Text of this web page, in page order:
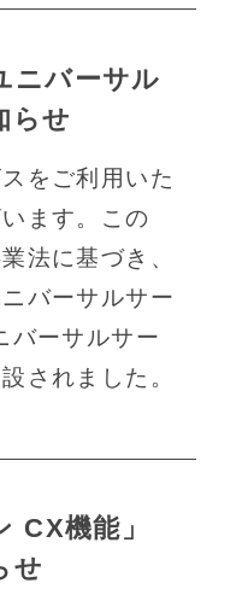
ニバーサル
らせ
をご利用いた
ます。この
法に基づき、
バーサルサー
バーサルサー
されました。
CX機能」
せ